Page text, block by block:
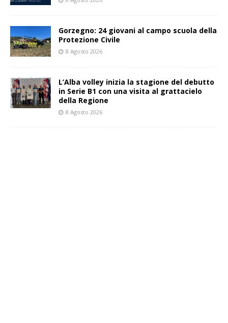
Gorzegno: 24 giovani al campo scuola della
Protezione Civile
8 Agosto 2026
L’Alba volley inizia la stagione del debutto
in Serie B1 con una visita al grattacielo
della Regione
8 Agosto 2026